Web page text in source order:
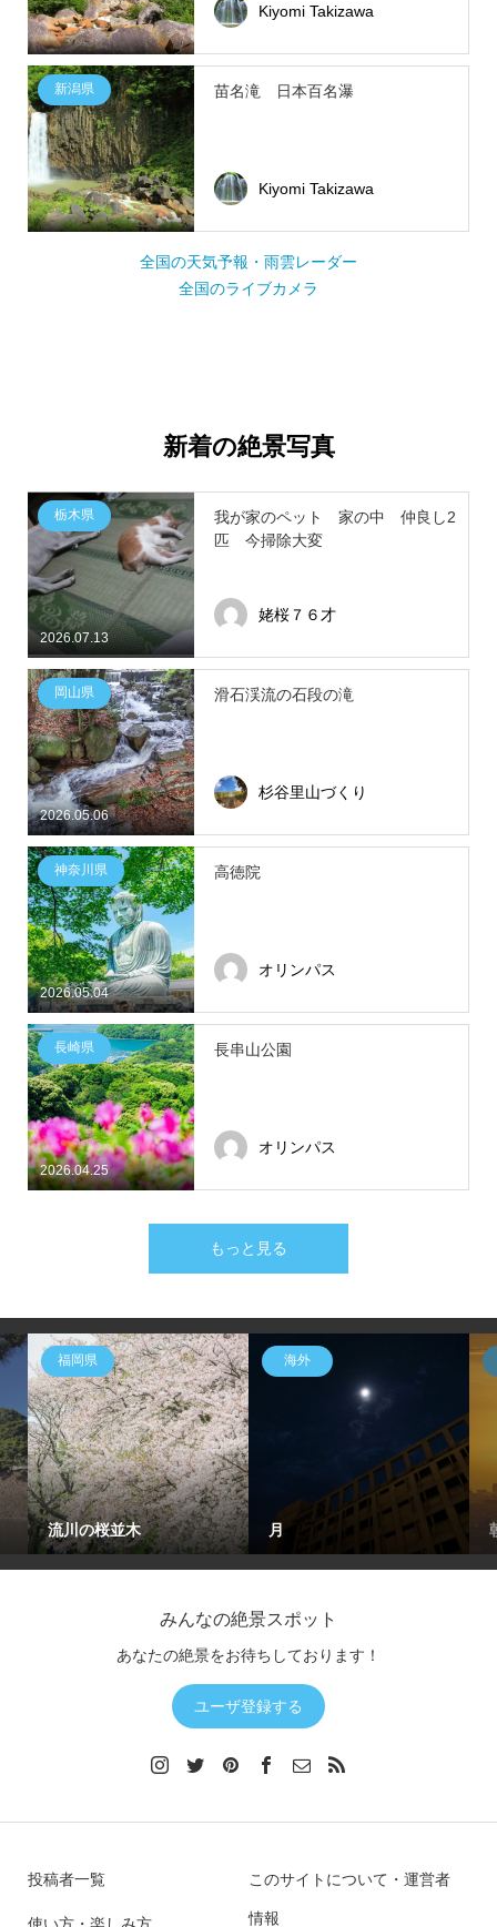
Kiyomi Takizawa
新潟県 苗名滝 日本百名瀑
Kiyomi Takizawa
全国の天気予報・雨雲レーダー
全国のライブカメラ
新着の絶景写真
2026.07.13
栃木県
我が家のペット 家の中 仲良し2
匹 今掃除大変
姥桜７６才
2026.05.06
岡山県 滑石渓流の石段の滝
杉谷里山づくり
2026.05.04
神奈川県 高徳院
オリンパス
2026.04.25
長崎県 長串山公園
オリンパス
もっと見る
福岡県
流川の桜並木
海外
月
みんなの絶景スポット
あなたの絶景をお待ちしております！
ユーザ登録する
投稿者一覧 このサイトについて・運営者
情報